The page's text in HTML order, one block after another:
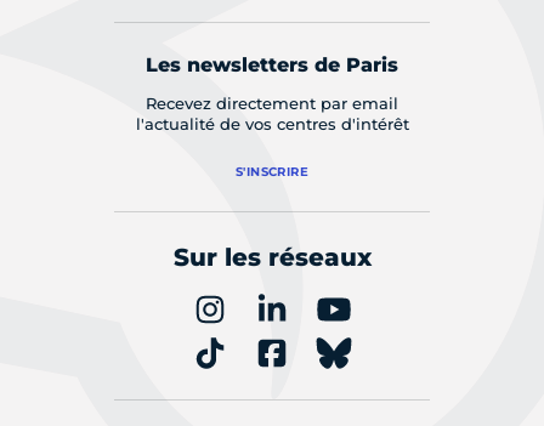
Les newsletters de Paris
Recevez directement par email
l'actualité de vos centres d'intérêt
S'INSCRIRE
Sur les réseaux